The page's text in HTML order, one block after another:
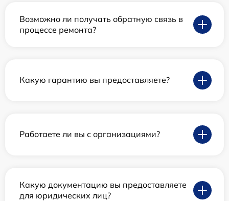
Возможно ли получать обратную связь в
процессе ремонта?
Какую гарантию вы предоставляете?
Работаете ли вы с организациями?
Какую документацию вы предоставляете
для юридических лиц?